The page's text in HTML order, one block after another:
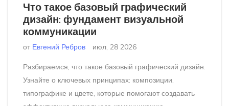
Что такое базовый графический
дизайн: фундамент визуальной
коммуникации
от Евгений Ребров июл, 28 2026
Разбираемся, что такое базовый графический дизайн.
Узнайте о ключевых принципах: композиции,
типографике и цвете, которые помогают создавать